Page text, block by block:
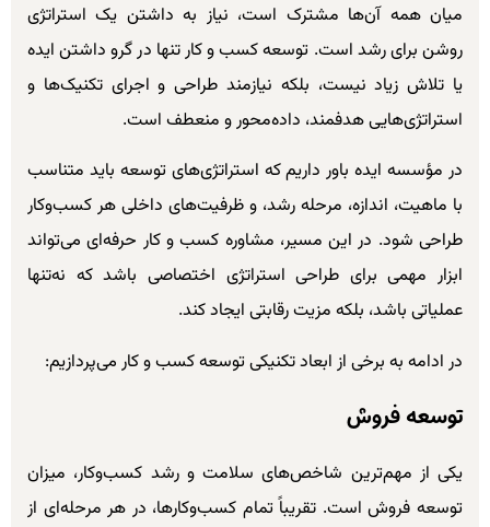
میان همه آن‌ها مشترک است، نیاز به داشتن یک استراتژی
روشن برای رشد است. توسعه کسب و کار تنها در گرو داشتن ایده
یا تلاش زیاد نیست، بلکه نیازمند طراحی و اجرای تکنیک‌ها و
استراتژی‌هایی هدفمند، داده‌محور و منعطف است.
در مؤسسه ایده باور داریم که استراتژی‌های توسعه باید متناسب
با ماهیت، اندازه، مرحله رشد، و ظرفیت‌های داخلی هر کسب‌وکار
طراحی شود. در این مسیر، مشاوره کسب و کار حرفه‌ای می‌تواند
ابزار مهمی برای طراحی استراتژی اختصاصی باشد که نه‌تنها
عملیاتی باشد، بلکه مزیت رقابتی ایجاد کند.
در ادامه به برخی از ابعاد تکنیکی توسعه کسب و کار می‌پردازیم:
توسعه فروش
یکی از مهم‌ترین شاخص‌های سلامت و رشد کسب‌وکار، میزان
توسعه فروش است. تقریباً تمام کسب‌وکارها، در هر مرحله‌ای از